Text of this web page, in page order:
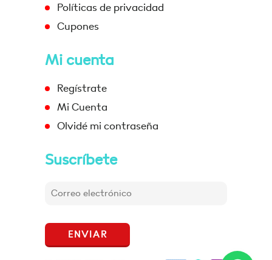
Políticas de privacidad
Cupones
Mi cuenta
Regístrate
Mi Cuenta
Olvidé mi contraseña
Suscríbete
ENVIAR